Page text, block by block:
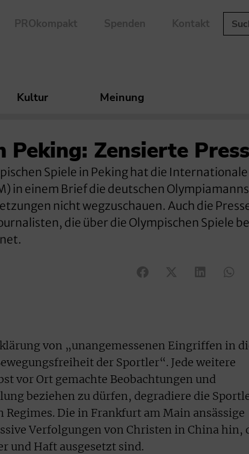
PROkompakt Spenden Kontakt
Kultur Meinung
Peking: Zensierte
Spiele in Peking hat die Internationale
in einem Brief die deutschen
nicht wegzuschauen. Auch die
die über die Olympischen Spiele
von „unangemessenen Eingriffen in
der Sportler“. Jede weitere
vor Ort gemachte Beobachtungen und
beziehen zu dürfen, degradiere die
Die in Frankfurt am Main ansässige
Verfolgungen von Christen in China hin,
und Haft ausgesetzt sind.